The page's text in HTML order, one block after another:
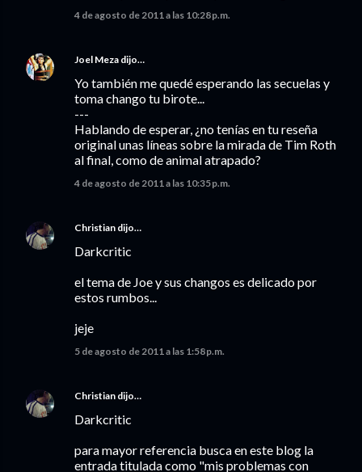
4 de agosto de 2011 a las 10:28 p.m.
Joel Meza dijo…
Yo también me quedé esperando las secuelas y
toma chango tu birote...
---
Hablando de esperar, ¿no tenías en tu reseña
original unas líneas sobre la mirada de Tim Roth
al final, como de animal atrapado?
4 de agosto de 2011 a las 10:35 p.m.
Christian dijo…
Darkcritic
el tema de Joe y sus changos es delicado por
estos rumbos...
jeje
5 de agosto de 2011 a las 1:58 p.m.
Christian dijo…
Darkcritic
para mayor referencia busca en este blog la
entrada titulada como "mis problemas con